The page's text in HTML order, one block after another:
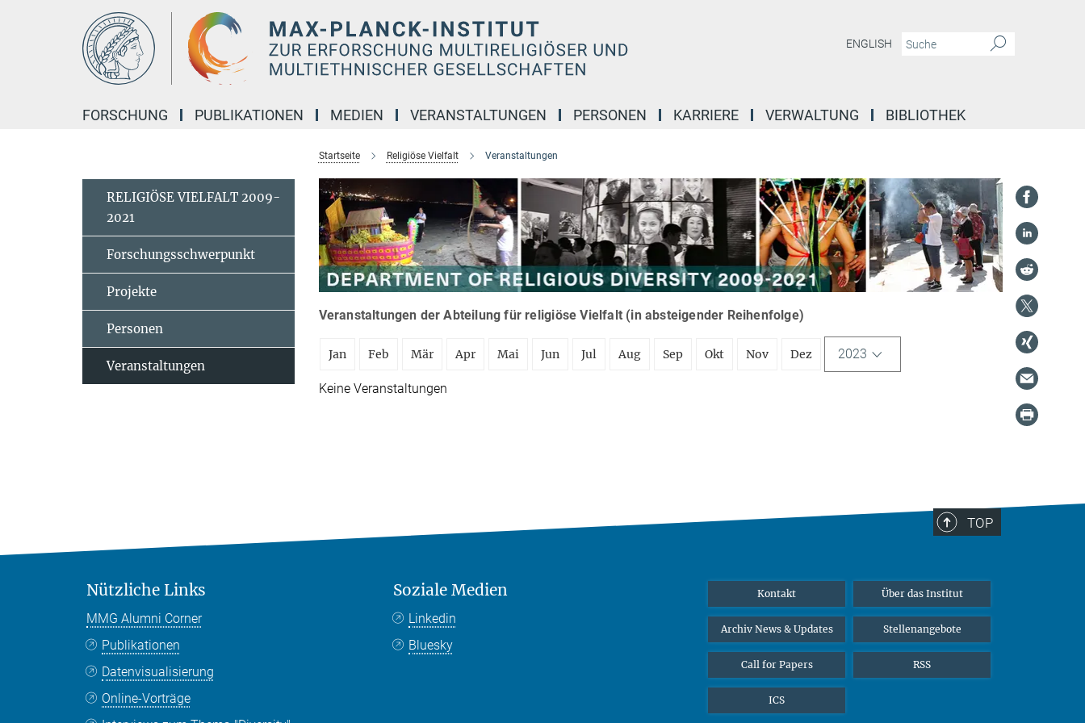
ENGLISH
FORSCHUNG PUBLIKATIONEN MEDIEN VERANSTALTUNGEN PERSONEN KARRIERE VERWALTUNG BIBLIOTHEK
Startseite Religiöse Vielfalt Veranstaltungen
Veranstaltungen der Abteilung für religiöse Vielfalt (in absteigender Reihenfolge)
Jan Feb Mär Apr Mai Jun Jul Aug Sep Okt Nov Dez 2023
Keine Veranstaltungen
RELIGIÖSE VIELFALT 2009-
2021
Forschungsschwerpunkt
Projekte
Personen
Veranstaltungen
TOP
Nützliche Links
MMG Alumni Corner
Publikationen
Datenvisualisierung
Online-Vorträge
Soziale Medien
Linkedin
Bluesky
Kontakt Über das Institut
Archiv News & Updates Stellenangebote
Call for Papers RSS
ICS